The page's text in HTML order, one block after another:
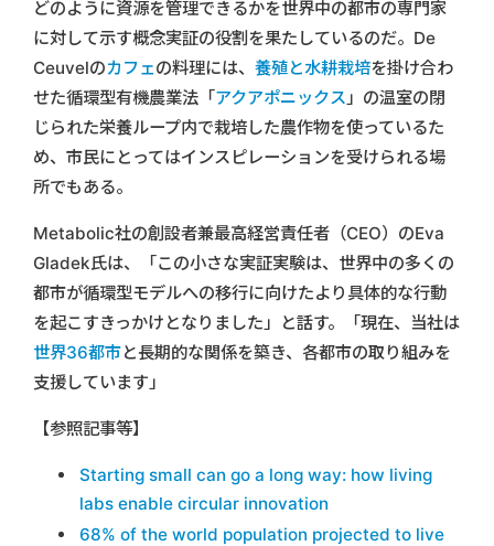
どのように資源を管理できるかを世界中の都市の専門家
に対して示す概念実証の役割を果たしているのだ。De
Ceuvelのカフェの料理には、 養殖と水耕栽培を掛け合わ
せた循環型有機農業法「アクアポニックス 」の温室の閉
じられた栄養ループ内で栽培した農作物を使っているた
め、市民にとってはインスピレーションを受けられる場
所でもある。
Metabolic社の創設者兼最高経営責任者（CEO）のEva
Gladek氏は、「この小さな実証実験は、世界中の多くの
都市が循環型モデルへの移行に向けたより具体的な行動
を起こすきっかけとなりました」と話す。「現在、当社は
世界36都市と長期的な関係を築き、各都市の取り組みを
支援しています」
【参照記事等】
Starting small can go a long way: how living
labs enable circular innovation
68% of the world population projected to live